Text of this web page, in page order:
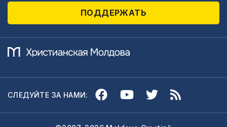
ПОДДЕРЖАТЬ
СЛЕДУЙТЕ ЗА НАМИ: